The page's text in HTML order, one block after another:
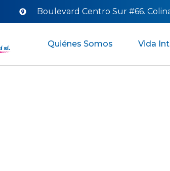
Boulevard Centro Sur #66.
Quiénes Somos Vida